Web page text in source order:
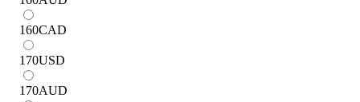
160CAD
170USD
170AUD